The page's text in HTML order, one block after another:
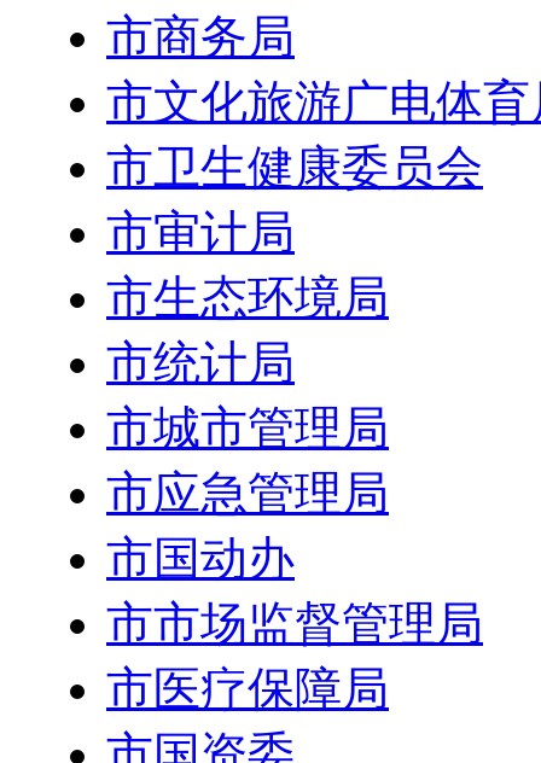
市商务局
市文化旅游广电体育
市卫生健康委员会
市审计局
市生态环境局
市统计局
市城市管理局
市应急管理局
市国动办
市市场监督管理局
市医疗保障局